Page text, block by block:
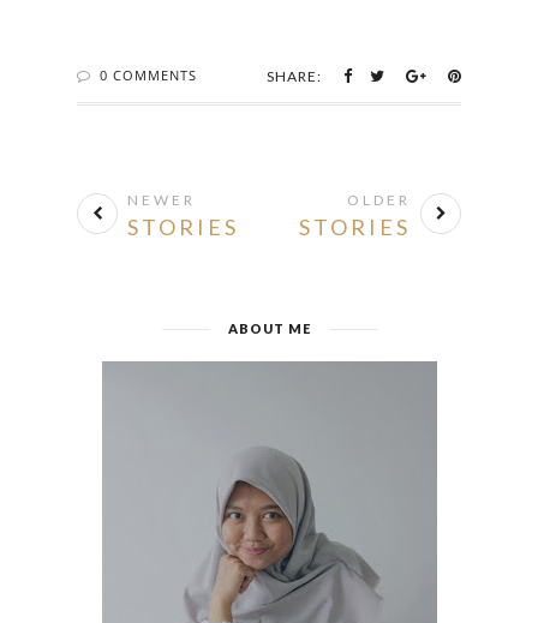
0 COMMENTS SHARE:
NEWER
STORIES
OLDER
STORIES
ABOUT ME